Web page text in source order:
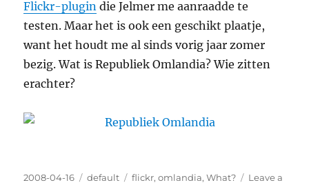
Flickr-plugin die Jelmer me aanraadde te
testen. Maar het is ook een geschikt plaatje,
want het houdt me al sinds vorig jaar zomer
bezig. Wat is Republiek Omlandia? Wie zitten
erachter?
Posted
2008-04-16 Categories
default Tags
flickr,omlandia,What?
Leave a